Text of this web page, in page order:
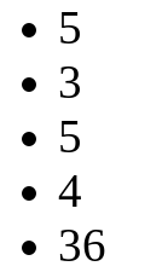
5
3
5
4
36